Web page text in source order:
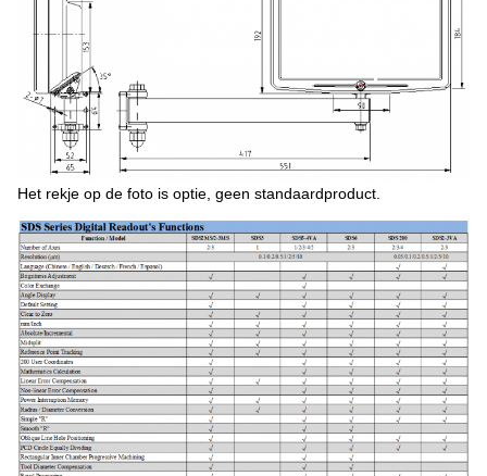
Het rekje op de foto is optie, geen standaardproduct.